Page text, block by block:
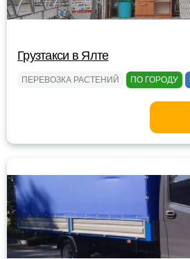
Грузтакси в Ялте
ПЕРЕВОЗКА РАСТЕНИЙ ПО ГОРОДУ